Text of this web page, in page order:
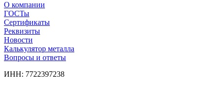
О компании
ГОСТы
Сертификаты
Реквизиты
Новости
Калькулятор металла
Вопросы и ответы
ИНН: 7722397238